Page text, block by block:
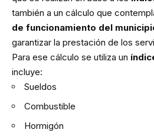
también a un cálculo que
de funcionamiento del
garantizar la prestación de los
Para ese cálculo se utiliza un
incluye:
Sueldos
Combustible
Hormigón